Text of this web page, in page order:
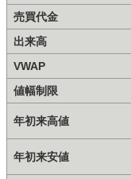
売買代金
出来高
VWAP
値幅制限
年初来高値
年初来安値